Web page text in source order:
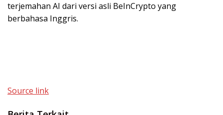
terjemahan AI dari versi asli BeInCrypto yang
berbahasa Inggris.
Source link